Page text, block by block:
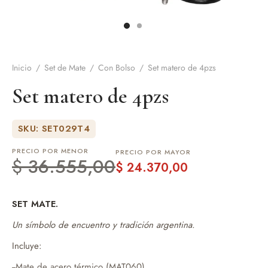
Inicio / Set de Mate / Con Bolso / Set matero de 4pzs
Set matero de 4pzs
SKU: SET029T4
PRECIO POR MENOR
$36.555,00
PRECIO POR MAYOR
$ 24.370,00
SET MATE.
Un símbolo de encuentro y tradición argentina.
Incluye:
y accesorios